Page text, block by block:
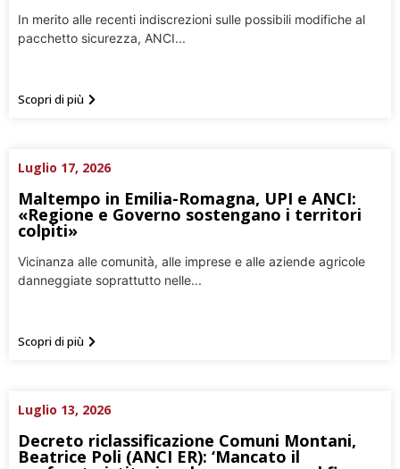
In merito alle recenti indiscrezioni sulle possibili modifiche al
pacchetto sicurezza, ANCI...
Scopri di più
Luglio 17, 2026
Maltempo in Emilia-Romagna, UPI e ANCI:
«Regione e Governo sostengano i territori
colpiti»
Vicinanza alle comunità, alle imprese e alle aziende agricole
danneggiate soprattutto nelle...
Scopri di più
Luglio 13, 2026
Decreto riclassificazione Comuni Montani,
Beatrice Poli (ANCI ER): ‘Mancato il